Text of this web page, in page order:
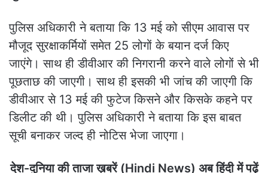
पुलिस अधिकारी ने बताया कि 13 मई को सीएम आवास पर
मौजूद सुरक्षाकर्मियों समेत 25 लोगों के बयान दर्ज किए
जाएंगे। साथ ही डीवीआर की निगरानी करने वाले लोगों से भी
पूछताछ की जाएगी। साथ ही इसकी भी जांच की जाएगी कि
डीवीआर से 13 मई की फुटेज किसने और किसके कहने पर
डिलीट की थी। पुलिस अधिकारी ने बताया कि इस बाबत
सूची बनाकर जल्द ही नोटिस भेजा जाएगा।
देश-दुनिया की ताजा ख़बरें (Hindi News) अब हिंदी में पढ़ें